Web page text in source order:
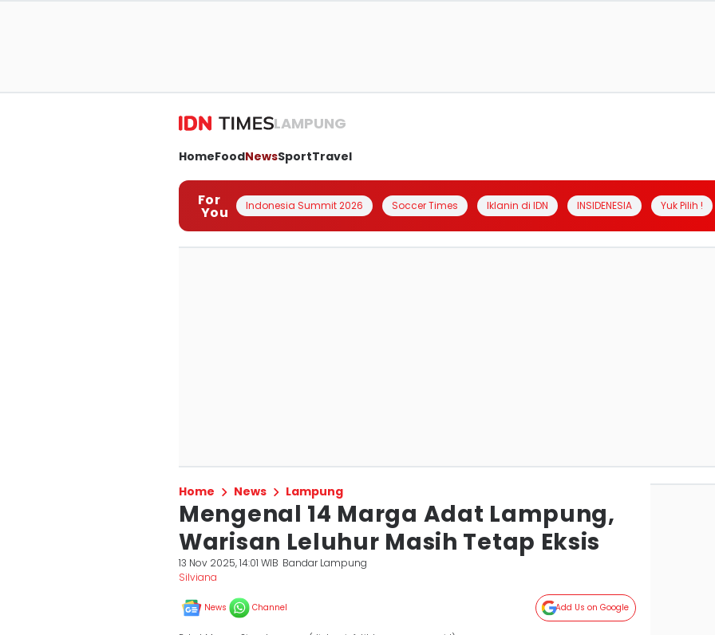
LAMPUNG
HomeFoodNewsSportTravel
For
You Indonesia Summit 2026 Soccer Times Iklanin di IDN INSIDENESIA Yuk Pilih !
Home News Lampung
Mengenal 14 Marga Adat Lampung,
Warisan Leluhur Masih Tetap Eksis
13 Nov 2025, 14:01 WIB Bandar Lampung
Silviana
News Channel Add Us on Google